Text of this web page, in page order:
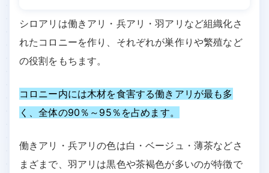
シロアリは働きアリ・兵アリ・羽アリなど組織化さ
れたコロニーを作り、それぞれが巣作りや繁殖など
の役割をもちます。
コロニー内には木材を食害する働きアリが最も多
く、全体の90％～95％を占めます。
働きアリ・兵アリの色は白・ベージュ・薄茶などさ
まざまで、羽アリは黒色や茶褐色が多いのが特徴で